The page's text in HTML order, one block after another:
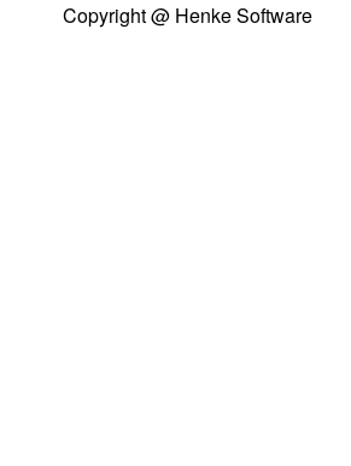
Copyright @ Henke Software